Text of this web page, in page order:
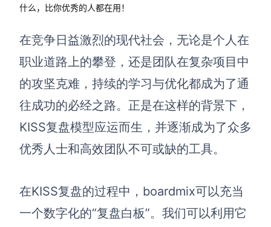
博思白板离线版
博思设计
一体化产品设计工具
博思AIPPT
AI生成PPT，支持在线编辑
资源与下载
博思白板boardmix
什么，比你优秀的人都在用！
在竞争日益激烈的现代社会，无论是个人在
职业道路上的攀登，还是团队在复杂项目中
的攻坚克难，持续的学习与优化都成为了通
往成功的必经之路。正是在这样的背景下，
KISS复盘模型应运而生，并逐渐成为了众多
优秀人士和高效团队不可或缺的工具。
在KISS复盘的过程中，boardmix可以充当
一个数字化的“复盘白板”。我们可以利用它